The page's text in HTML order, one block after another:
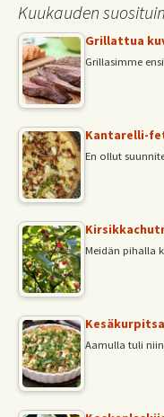
k
Kuukauden
Grillattua
Grillasimme
Kantarelli-
En ollut
Meidän pihalla
Aamulla tuli